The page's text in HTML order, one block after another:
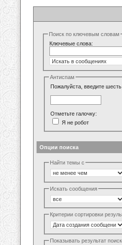
Поиск по ключевым словам
Ключевые слова:
Антиспам
Пожалуйста, введите
Отметьте галочку:
Я не робот
Опции поиска
Найти темы с
Искать сообщения
Критерии сортировки
Показывать результат